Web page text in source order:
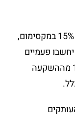
פעמיים
אם לקנות את הNFT שלכם מכיוון ש15% מההשקעה